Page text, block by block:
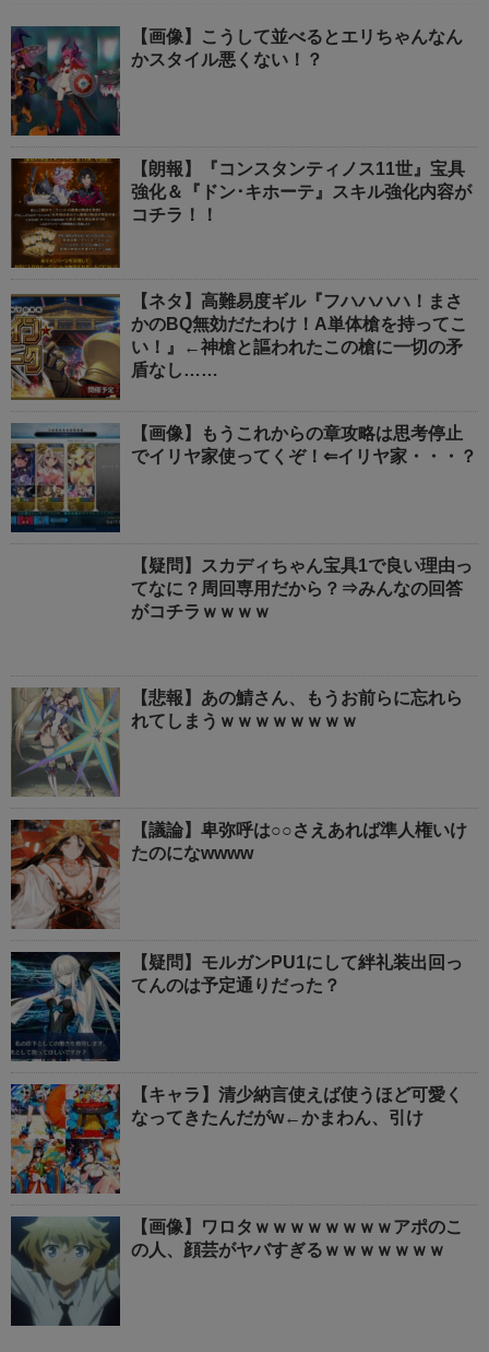
【画像】こうして並べるとエリちゃんなん
かスタイル悪くない！？
【朗報】『コンスタンティノス11世』宝具
強化＆『ドン･キホーテ』スキル強化内容が
コチラ！！
【ネタ】高難易度ギル『フハハハハ！まさ
かのBQ無効だたわけ！A単体槍を持ってこ
い！』←神槍と謳われたこの槍に一切の矛
盾なし……
【画像】もうこれからの章攻略は思考停止
でイリヤ家使ってくぞ！⇐イリヤ家・・・？
【疑問】スカディちゃん宝具1で良い理由っ
てなに？周回専用だから？⇒みんなの回答
がコチラｗｗｗｗ
【悲報】あの鯖さん、もうお前らに忘れら
れてしまうｗｗｗｗｗｗｗｗ
【議論】卑弥呼は○○さえあれば準人権いけ
たのになwwww
【疑問】モルガンPU1にして絆礼装出回っ
てんのは予定通りだった？
【キャラ】清少納言使えば使うほど可愛く
なってきたんだがw←かまわん、引け
【画像】ワロタｗｗｗｗｗｗｗｗアポのこ
の人、顔芸がヤバすぎるｗｗｗｗｗｗｗ